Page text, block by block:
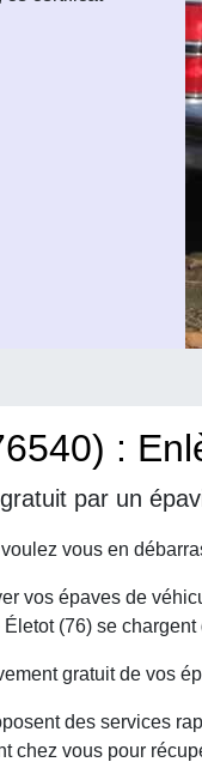
:
par un
vous en
vos épaves de
(76) se
gratuit de vos
des services
chez vous pour